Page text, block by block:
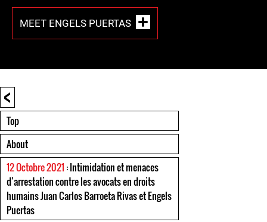
MEET ENGELS PUERTAS
<
Top
About
12 Octobre 2021 : Intimidation et menaces
d’arrestation contre les avocats en droits
humains Juan Carlos Barroeta Rivas et Engels
Puertas